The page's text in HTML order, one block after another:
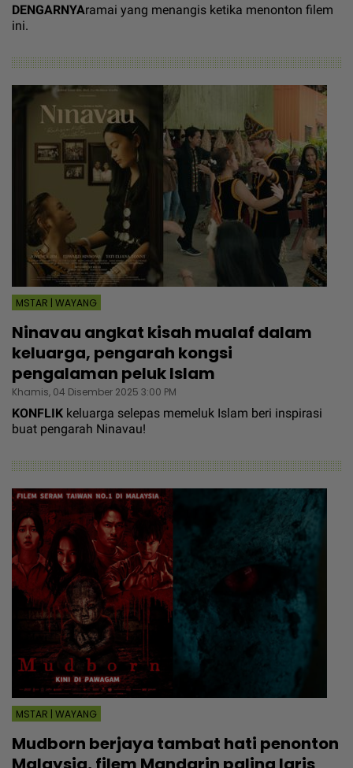
DENGARNYAramai yang menangis ketika menonton filem
ini.
MSTAR | WAYANG
Ninavau angkat kisah mualaf dalam
keluarga, pengarah kongsi
pengalaman peluk Islam
Khamis, 04 Disember 2025 3:00 PM
KONFLIK keluarga selepas memeluk Islam beri inspirasi
buat pengarah Ninavau!
MSTAR | WAYANG
Mudborn berjaya tambat hati penonton